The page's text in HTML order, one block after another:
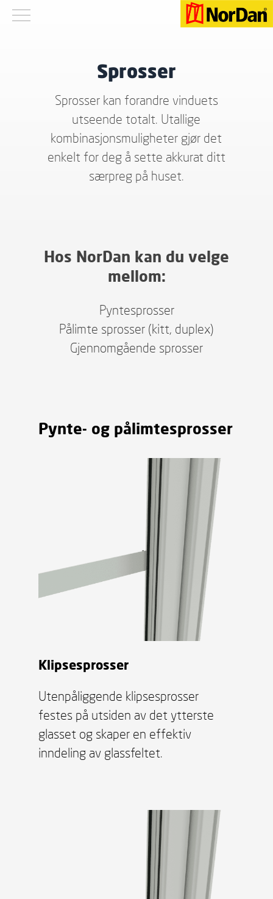
Sprosser
Sprosser kan forandre vinduets
utseende totalt. Utallige
kombinasjonsmuligheter gjør det
enkelt for deg å sette akkurat ditt
særpreg på huset.
Hos NorDan kan du velge
mellom:
Pyntesprosser
Pålimte sprosser (kitt, duplex)
Gjennomgående sprosser
Pynte- og pålimtesprosser
Klipsesprosser
Utenpåliggende klipsesprosser
festes på utsiden av det ytterste
glasset og skaper en effektiv
inndeling av glassfeltet.